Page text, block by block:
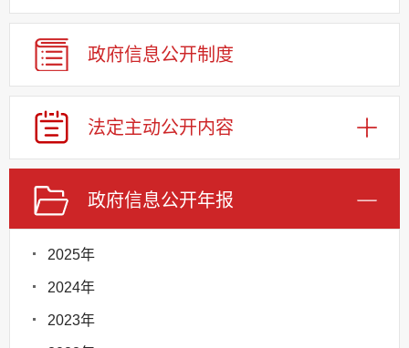
政府信息公开制度
法定主动公开内容
政府信息公开年报
2025年
2024年
2023年